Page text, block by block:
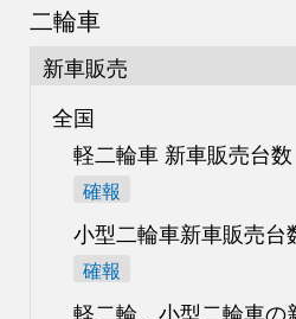
二輪車
新車販売
全国
軽二輪車 新車販売台数
確報
小型二輪車新車販売台
確報
軽二輪、小型二輪車の